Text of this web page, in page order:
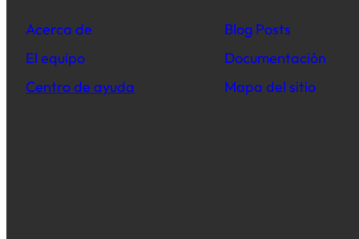
Acerca de
El equipo
Centro de ayuda
Blog Posts
Documentación
Mapa del sitio